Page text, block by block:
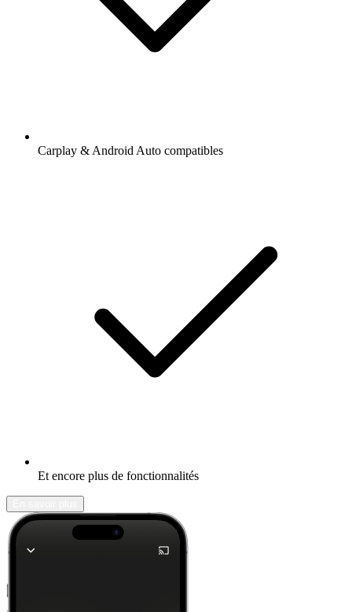
Carplay & Android Auto compatibles
Et encore plus de fonctionnalités